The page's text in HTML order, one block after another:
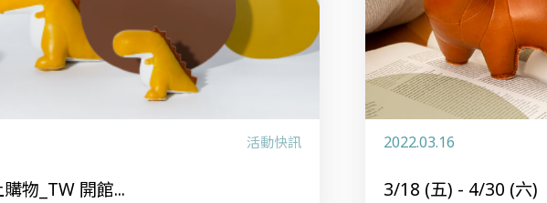
活動快訊
物_TW 開館...
2022.03.16
3/18 (五) - 4/30 (六)